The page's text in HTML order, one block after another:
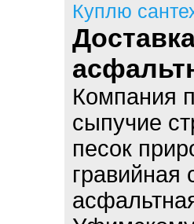
Куплю
Компания
сыпучие
песок
гравийная